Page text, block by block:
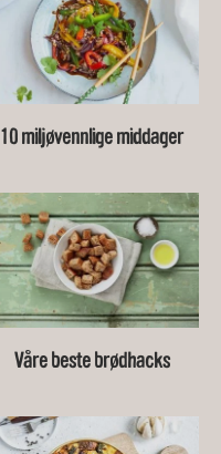
10 miljøvennlige middager
Våre beste brødhacks